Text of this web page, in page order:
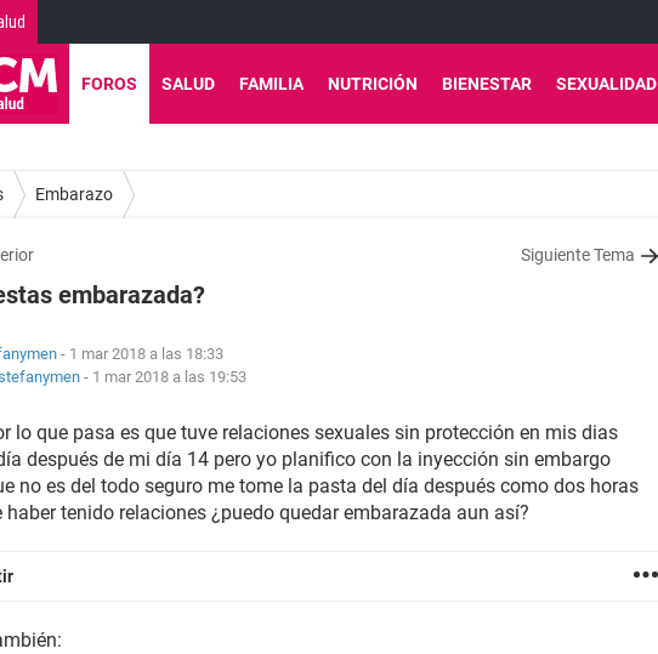
FOROS SALUD FAMILIA NUTRICIÓN BIENESTAR SEXUALIDAD
Embarazo
Siguiente Tema
embarazada?
- 1 mar 2018 a las 18:33
- 1 mar 2018 a las 19:53
lo que pasa es que tuve relaciones sexuales sin protección en mis dias
después de mi día 14 pero yo planifico con la inyección sin embargo
no es del todo seguro me tome la pasta del día después como dos horas
haber tenido relaciones ¿puedo quedar embarazada aun así?